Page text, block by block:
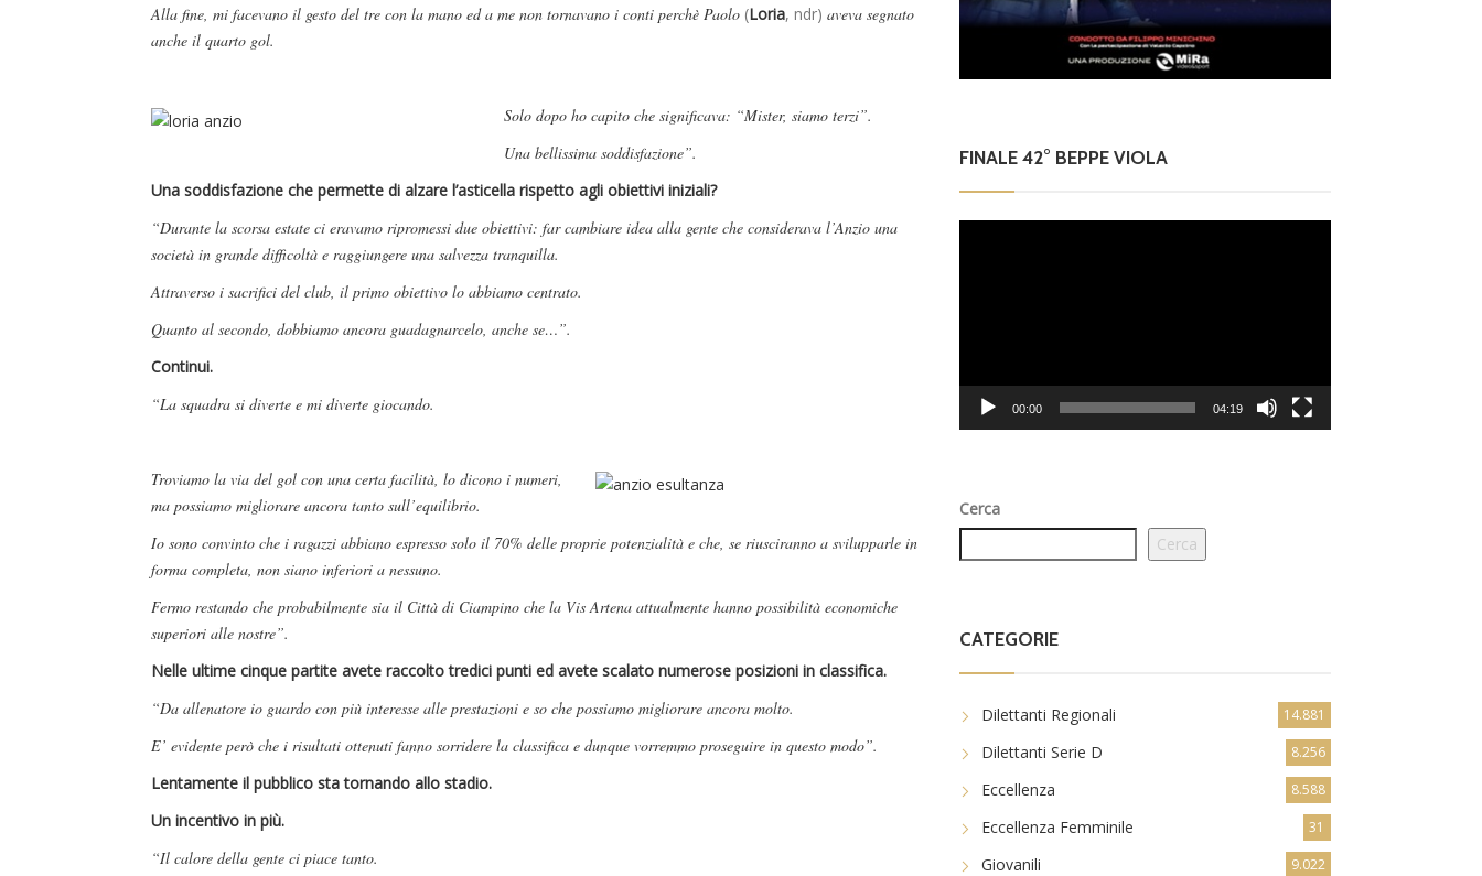
Alla fine, mi facevano il gesto del tre con la mano ed a me non tornavano i conti perchè Paolo (Loria, ndr) aveva segnato
anche il quarto gol.
Solo dopo ho capito che significava: “Mister, siamo terzi”.
Una bellissima soddisfazione”.
Una soddisfazione che permette di alzare l’asticella rispetto agli obiettivi iniziali?
“Durante la scorsa estate ci eravamo ripromessi due obiettivi: far cambiare idea alla gente che considerava l’Anzio una
società in grande difficoltà e raggiungere una salvezza tranquilla.
Attraverso i sacrifici del club, il primo obiettivo lo abbiamo centrato.
Quanto al secondo, dobbiamo ancora guadagnarcelo, anche se…”.
Continui.
“La squadra si diverte e mi diverte giocando.
Troviamo la via del gol con una certa facilità, lo dicono i numeri,
ma possiamo migliorare ancora tanto sull’equilibrio.
Io sono convinto che i ragazzi abbiano espresso solo il 70% delle proprie potenzialità e che, se riusciranno a svilupparle in
forma completa, non siano inferiori a nessuno.
Fermo restando che probabilmente sia il Città di Ciampino che la Vis Artena attualmente hanno possibilità economiche
superiori alle nostre”.
Nelle ultime cinque partite avete raccolto tredici punti ed avete scalato numerose posizioni in classifica.
“Da allenatore io guardo con più interesse alle prestazioni e so che possiamo migliorare ancora molto.
E’ evidente però che i risultati ottenuti fanno sorridere la classifica e dunque vorremmo proseguire in questo modo”.
Lentamente il pubblico sta tornando allo stadio.
Un incentivo in più.
“Il calore della gente ci piace tanto.
FINALE 42° BEPPE VIOLA
00:00 04:19
Cerca
Cerca
CATEGORIE
Dilettanti Regionali 14.881
Dilettanti Serie D 8.256
Eccellenza 8.588
Eccellenza Femminile 31
Giovanili 9.022